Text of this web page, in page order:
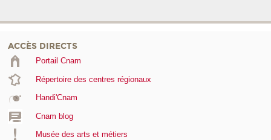
ACCÈS DIRECTS
Portail Cnam
Répertoire des centres régionaux
Handi'Cnam
Cnam blog
Musée des arts et métiers